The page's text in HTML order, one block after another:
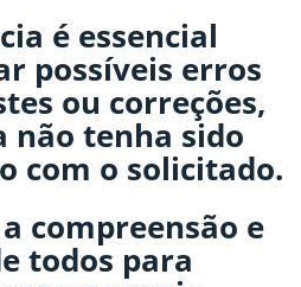
é essencial
possíveis erros
ou correções,
não tenha sido
com o solicitado.
compreensão e
todos para